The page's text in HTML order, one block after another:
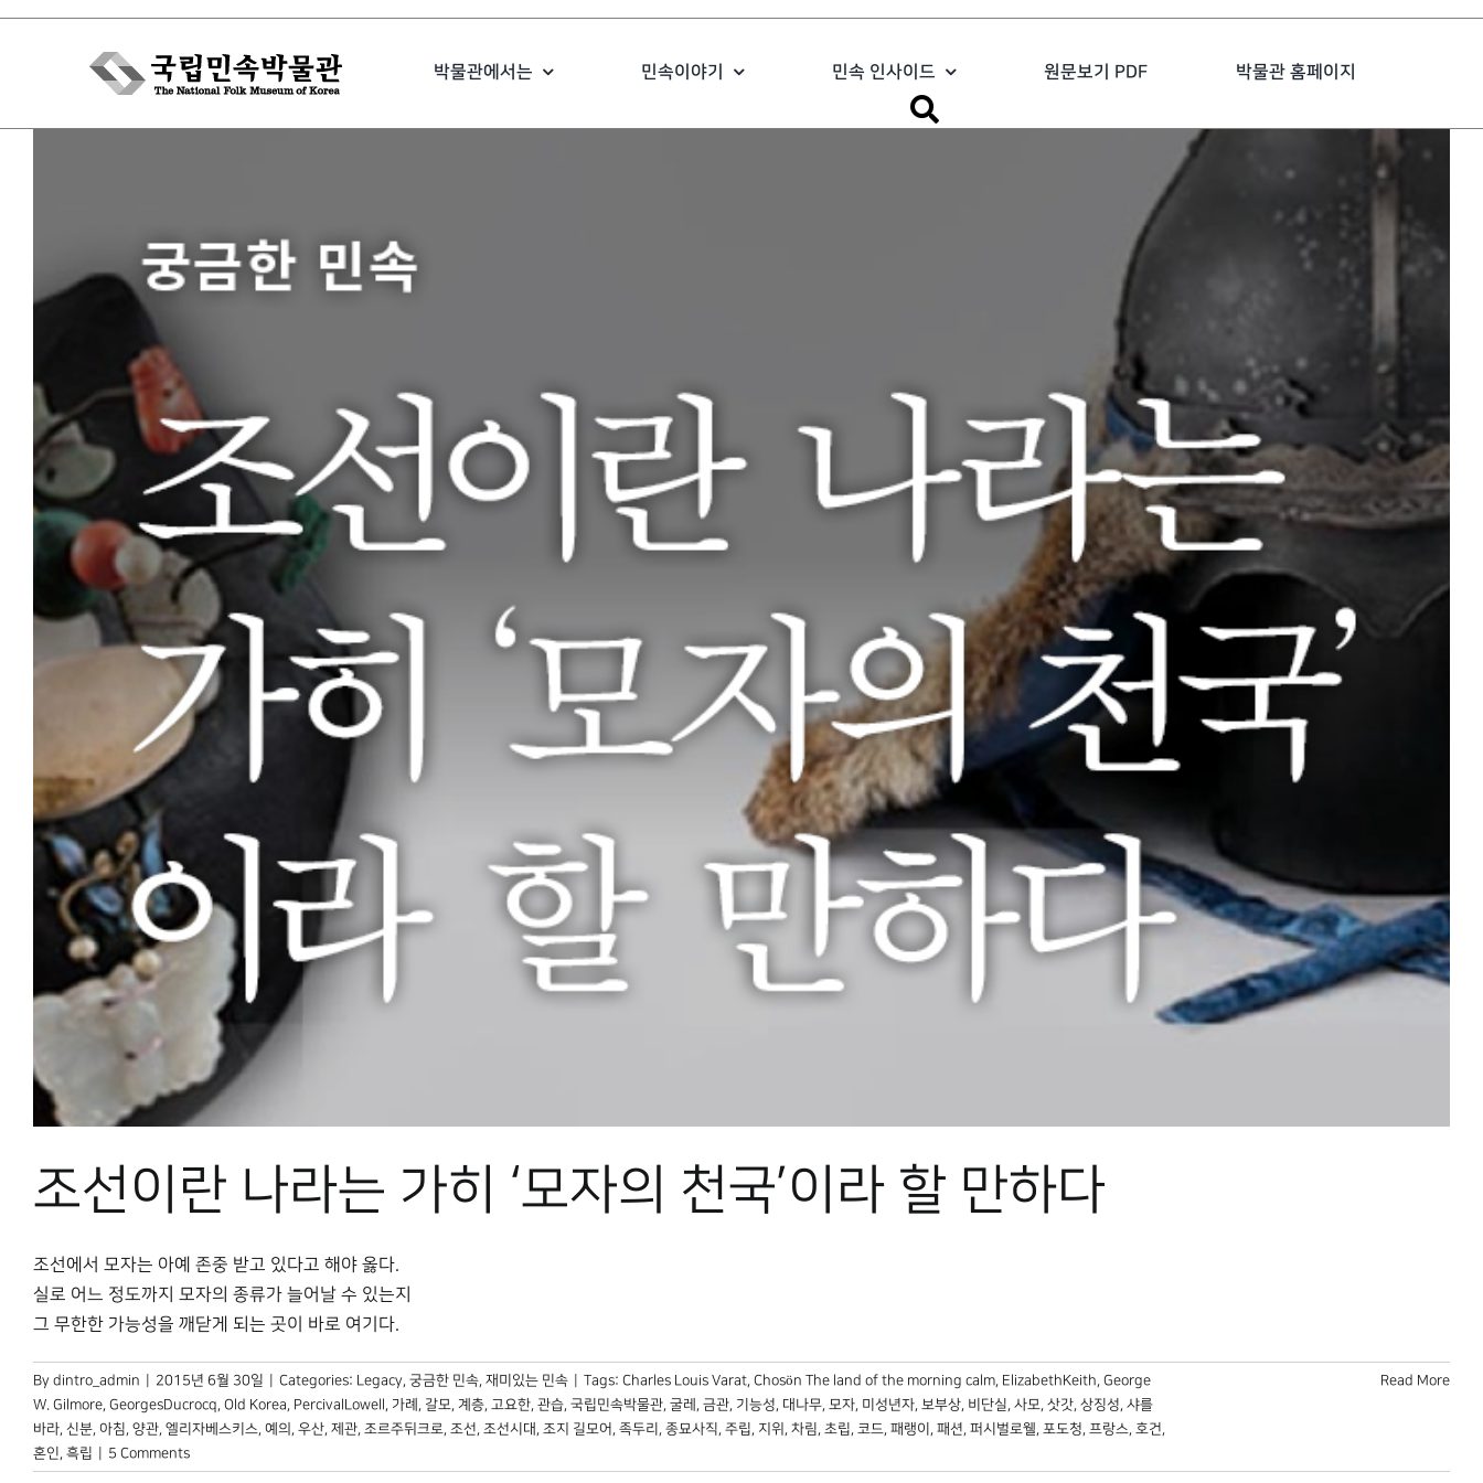
Skip
박물관에서는 민속이야기 민속 인사이드 원문보기 PDF 박물관 홈페이지
조선이란 나라는 가히 ‘모자의 천국’이라 할 만하다
조선에서 모자는 아예 존중 받고 있다고 해야 옳다.
실로 어느 정도까지 모자의 종류가 늘어날 수 있는지
그 무한한 가능성을 깨닫게 되는 곳이 바로 여기다.
By dintro_admin 2015년 6월 30일 Categories: Legacy, 궁금한 민속, 재미있는 민속 Tags: Charles Louis Varat, Chosӧn The land of the morning calm, ElizabethKeith, George
W. Gilmore, GeorgesDucrocq, Old Korea, PercivalLowell , 가례 , 갈모, 계층, 고요한, 관습, 국립민속박물관, 굴레 , 금관, 기능성, 대나무, 모자, 미성년자, 보부상, 비단실, 사모, 삿갓, 상징성, 샤를
바라, 신분, 아침, 양관, 엘리자베스키스, 예의 , 우산, 제관, 조르주뒤크로, 조선, 조선시대 , 조지 길모어 , 족두리 , 종묘사직, 주립, 지위 , 차림, 초립, 코드, 패랭이 , 패션, 퍼시벌로웰, 포도청, 프랑스, 호건,
혼인, 흑립 5 Comments
Read More